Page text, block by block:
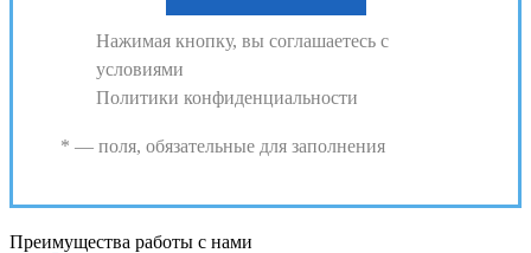
Нажимая кнопку, вы соглашаетесь с
условиями
Политики конфиденциальности
* — поля, обязательные для заполнения
Преимущества работы с нами